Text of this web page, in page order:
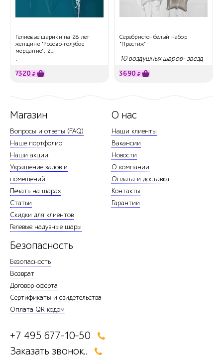
Гелиевые шарики на 28 лет
женщине "Розово-голубое
мерцание", 2...
.
7320 ₽
Серебристо- белый набор
"Престиж"
10 воздушных шаров- звезд
3690 ₽
Магазин
Вопросы и ответы (FAQ)
Наше портфолио
Наши акции
Украшение залов и
помещений
Печать на шарах
Статьи
Скидки для клиентов
Гелевые надувные шары
О нас
Наши клиенты
Вакансии
Новости
О компании
Оплата и доставка
Контакты
Гарантии
Безопасность
Безопасность
Возврат
Договор-оферта
Сертификаты и свидетельства
Оплата QR кодом
+7 495 677-10-50
Заказать звонок..